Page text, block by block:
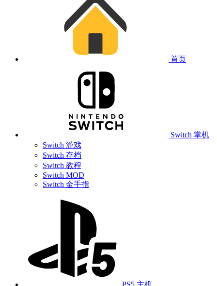
首页
Switch 掌机
Switch 游戏
Switch 存档
Switch 教程
Switch MOD
Switch 金手指